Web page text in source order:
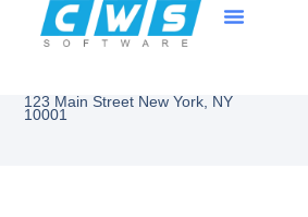
Inhalt
123 Main Street New York, NY
10001